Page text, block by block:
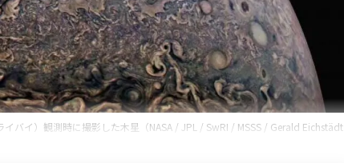
バイ）観測時に撮影した木星（NASA / JPL / SwRI / MSSS / Gerald Eichstädt